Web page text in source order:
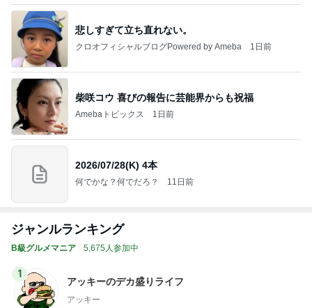
悲しすぎて立ち直れない。
クロオフィシャルブログPowered by Ameba 1日前
柴咲コウ 喜びの報告に芸能界からも祝福
Amebaトピックス 1日前
2026/07/28(K) 4本
何でかな？何でだろ？ 11日前
ジャンルランキング
B級グルメマニア 5,675人参加中
1
アッキーのデカ盛りライフ
アッキー